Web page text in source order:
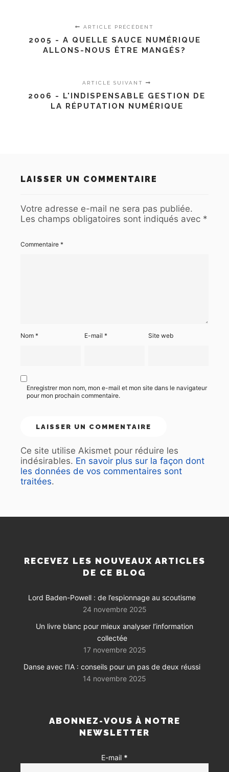
ARTICLE PRÉCÉDENT
2005 - A QUELLE SAUCE NUMÉRIQUE
ALLONS-NOUS ÊTRE MANGÉS?
ARTICLE SUIVANT
2006 - L'INDISPENSABLE GESTION DE
LA RÉPUTATION NUMÉRIQUE
LAISSER UN COMMENTAIRE
Votre adresse e-mail ne sera pas publiée.
Les champs obligatoires sont indiqués avec *
Commentaire *
Nom * E-mail* Site web
Enregistrer mon nom, mon e-mail et mon site dans le navigateur
pour mon prochain commentaire.
Ce site utilise Akismet pour réduire les
indésirables. En savoir plus sur la façon dont
les données de vos commentaires sont
traitées.
RECEVEZ LES NOUVEAUX ARTICLES
DE CE BLOG
Lord Baden-Powell : de l’espionnage au scoutisme
24 novembre 2025
Un livre blanc pour mieux analyser l’information
collectée
17 novembre 2025
Danse avec l’IA : conseils pour un pas de deux réussi
14 novembre 2025
ABONNEZ-VOUS À NOTRE
NEWSLETTER
E-mail *